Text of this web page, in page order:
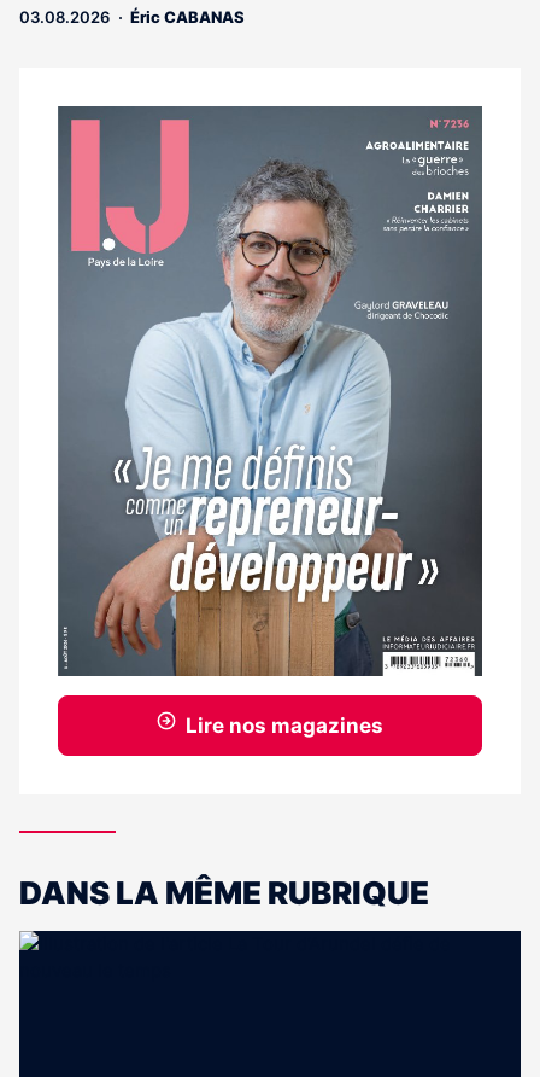
03.08.2026 Éric CABANAS
Notre
magazine
Lire nos magazines
DANS LA MÊME RUBRIQUE